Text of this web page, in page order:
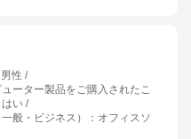
男性
ーター製品をご購入されたこ
はい
般・ビジネス）
： オフィスソ